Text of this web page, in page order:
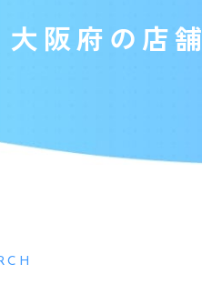
大阪府の店舗